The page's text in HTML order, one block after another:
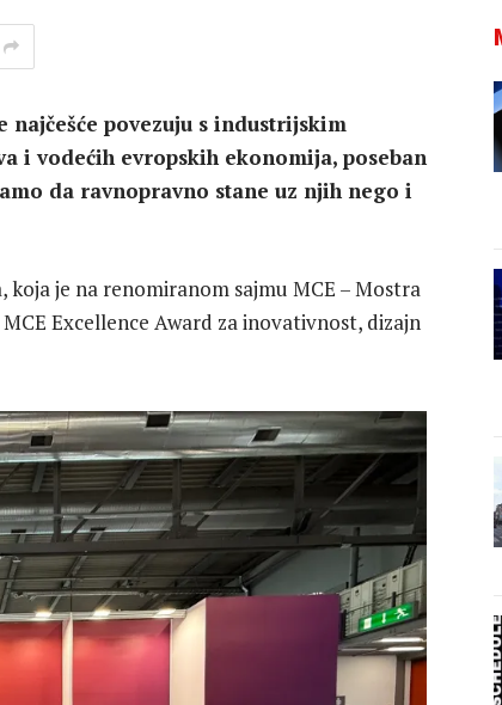
povezuju s industrijskim
i vodećih evropskih ekonomija, poseban
da ravnopravno stane uz njih nego i
je na renomiranom sajmu MCE – Mostra
Excellence Award za inovativnost, dizajn